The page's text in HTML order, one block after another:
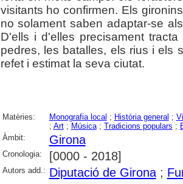
visitants ho confirmen. Els
no solament saben adaptar-se
D'ells i d'elles precisament
pedres, les batalles, els rius i els
refet i estimat la seva ciutat.
Matèries: Monografia local ; Història general ;
; Art; Música; Tradicions populars ;
Àmbit:
Girona
Cronologia: [0000 - 2018]
Autors add.: Diputació de Girona;